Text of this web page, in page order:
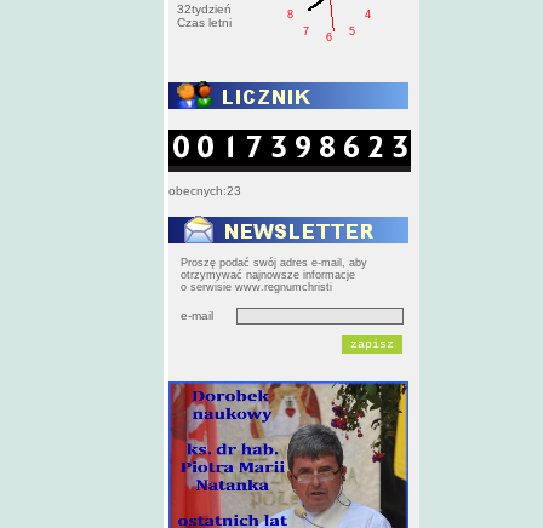
32tydzień
Czas letni
4
5
6
7
8
obecnych:23
Proszę podać swój adres e-mail, aby
otrzymywać najnowsze informacje
o serwisie www.regnumchristi
e-mail